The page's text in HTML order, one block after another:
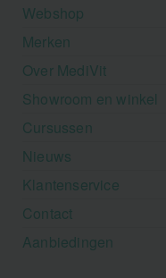
Webshop
Merken
Over MediVit
Showroom en winkel
Cursussen
Nieuws
Klantenservice
Contact
Aanbiedingen